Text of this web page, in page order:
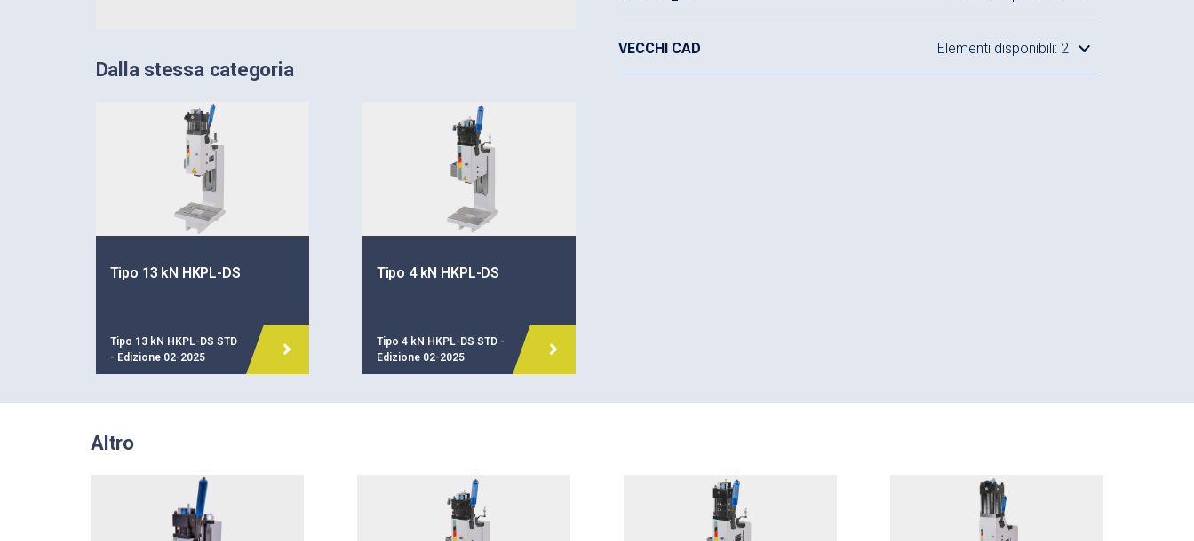
Dalla stessa categoria
Tipo 13 kN HKPL-DS
Tipo 13 kN HKPL-DS STD
- Edizione 02-2025
Tipo 4 kN HKPL-DS
Tipo 4 kN HKPL-DS STD -
Edizione 02-2025
VECCHI CAD Elementi disponibili: 2
Altro